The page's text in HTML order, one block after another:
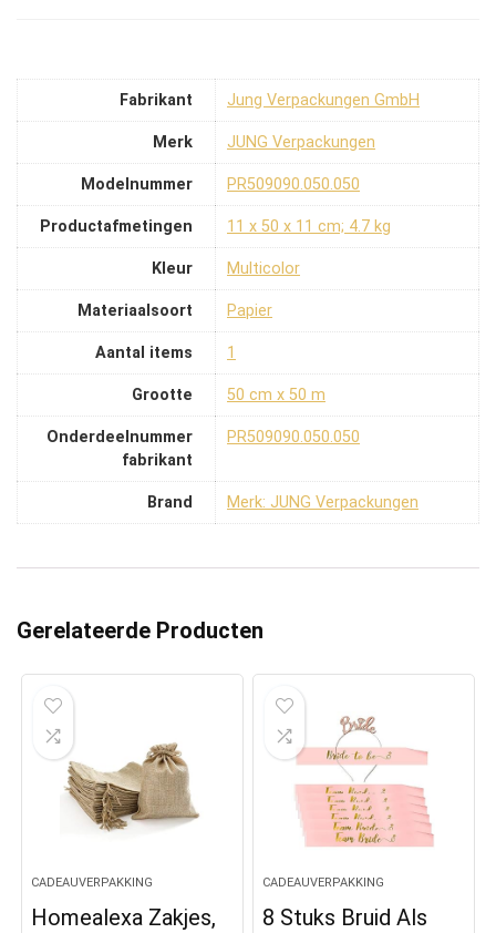
Fabrikant ‎Jung Verpackungen GmbH
Merk ‎JUNG Verpackungen
Modelnummer ‎PR509090.050.050
Productafmetingen ‎11 x 50 x 11 cm; 4.7 kg
Kleur ‎Multicolor
Materiaalsoort ‎Papier
Aantal items ‎1
Grootte ‎50 cm x 50 m
Onderdeelnummer
fabrikant
‎PR509090.050.050
Brand Merk: JUNG Verpackungen
Gerelateerde Producten
CADEAUVERPAKKING
Homealexa Zakjes,
CADEAUVERPAKKING
8 Stuks Bruid Als